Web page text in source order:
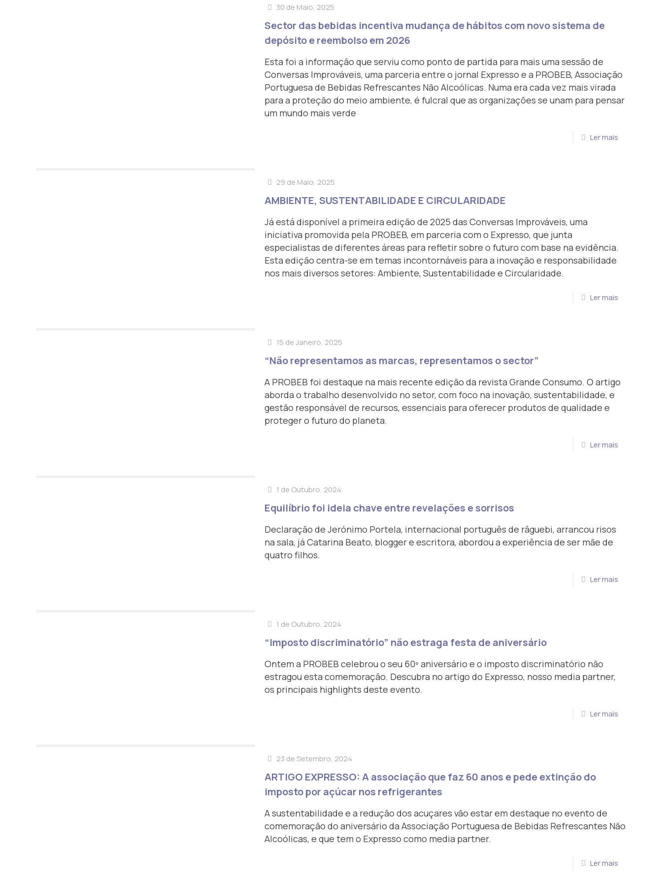
30 de Maio, 2025
Sector das bebidas incentiva mudança de hábitos com novo sistema de
depósito e reembolso em 2026
Esta foi a informação que serviu como ponto de partida para mais uma sessão de
Conversas Improváveis, uma parceria entre o jornal Expresso e a PROBEB, Associação
Portuguesa de Bebidas Refrescantes Não Alcoólicas. Numa era cada vez mais virada
para a proteção do meio ambiente, é fulcral que as organizações se unam para pensar
um mundo mais verde
Ler mais
29 de Maio, 2025
AMBIENTE, SUSTENTABILIDADE E CIRCULARIDADE
Já está disponível a primeira edição de 2025 das Conversas Improváveis, uma
iniciativa promovida pela PROBEB, em parceria com o Expresso, que junta
especialistas de diferentes áreas para refletir sobre o futuro com base na evidência.
Esta edição centra-se em temas incontornáveis para a inovação e responsabilidade
nos mais diversos setores: Ambiente, Sustentabilidade e Circularidade.
Ler mais
15 de Janeiro, 2025
“Não representamos as marcas, representamos o sector”
A PROBEB foi destaque na mais recente edição da revista Grande Consumo. O artigo
aborda o trabalho desenvolvido no setor, com foco na inovação, sustentabilidade, e
gestão responsável de recursos, essenciais para oferecer produtos de qualidade e
proteger o futuro do planeta.
Ler mais
1 de Outubro, 2024
Equilíbrio foi ideia chave entre revelações e sorrisos
Declaração de Jerónimo Portela, internacional português de râguebi, arrancou risos
na sala, já Catarina Beato, blogger e escritora, abordou a experiência de ser mãe de
quatro filhos.
Ler mais
1 de Outubro, 2024
“Imposto discriminatório” não estraga festa de aniversário
Ontem a PROBEB celebrou o seu 60º aniversário e o imposto discriminatório não
estragou esta comemoração. Descubra no artigo do Expresso, nosso media partner,
os principais highlights deste evento.
Ler mais
23 de Setembro, 2024
ARTIGO EXPRESSO: A associação que faz 60 anos e pede extinção do
imposto por açúcar nos refrigerantes
A sustentabilidade e a redução dos acuçares vão estar em destaque no evento de
comemoração do aniversário da Associação Portuguesa de Bebidas Refrescantes Não
Alcoólicas, e que tem o Expresso como media partner.
Ler mais